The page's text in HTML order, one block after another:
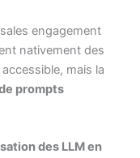
engagement
nativement des
mais la
prompts
des LLM en